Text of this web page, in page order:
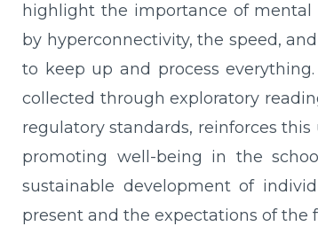
highlight the importance of
by hyperconnectivity, the speed,
to keep up and process
collected through exploratory
regulatory standards, reinforces
promoting well-being in the
sustainable development of
present and the expectations of the